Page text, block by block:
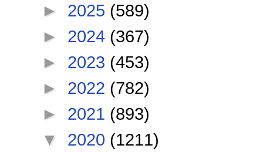
► 2025 (589)
► 2024 (367)
► 2023 (453)
► 2022 (782)
► 2021 (893)
▼ 2020 (1211)